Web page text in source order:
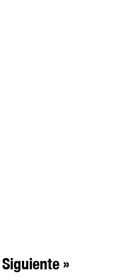
Siguiente »